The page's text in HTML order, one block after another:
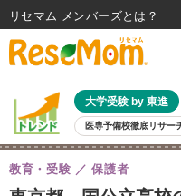
大学受験 by 東進
医専予備校徹底リサー
親子で考える大学選び 高校受験
共通テスト 夏休み
教育・受験 保護者
リセマム メンバーズ